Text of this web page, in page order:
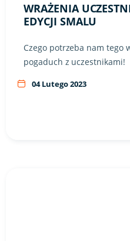
WRAŻENIA
EDYCJI SMALU
Czego potrzeba nam tego
pogaduch z uczestnikami!
04 Lutego 2023